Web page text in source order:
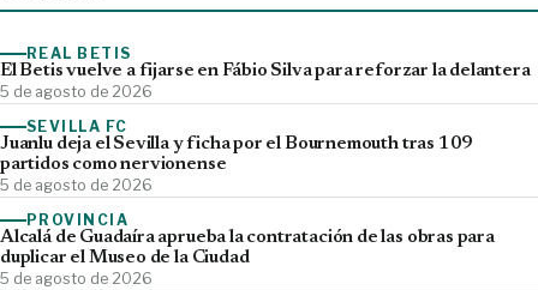
REAL BETIS
El Betis vuelve a fijarse en Fábio Silva para reforzar la delantera
5 de agosto de 2026
SEVILLA FC
Juanlu deja el Sevilla y ficha por el Bournemouth tras 109
partidos como nervionense
5 de agosto de 2026
PROVINCIA
Alcalá de Guadaíra aprueba la contratación de las obras para
duplicar el Museo de la Ciudad
5 de agosto de 2026